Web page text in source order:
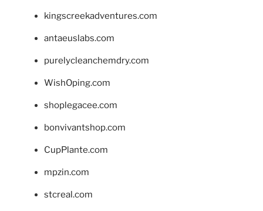
kingscreekadventures.com
antaeuslabs.com
purelycleanchemdry.com
WishOping.com
shoplegacee.com
bonvivantshop.com
CupPlante.com
mpzin.com
stcreal.com